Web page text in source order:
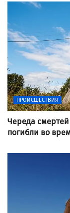
ПРОИСШЕСТВИЯ
Череда смертей
погибли во